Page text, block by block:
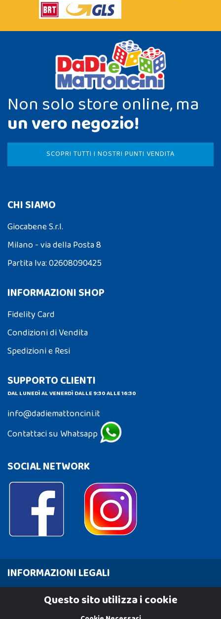
Non solo store online, ma
un vero negozio!
SCOPRI TUTTI I NOSTRI PUNTI VENDITA
CHI SIAMO
Giocabene S.r.l.
Milano - via della Posta 8
Partita Iva: 02608090425
INFORMAZIONI SHOP
Fidelity Card
Condizioni di Vendita
Spedizioni e Resi
SUPPORTO CLIENTI
DAL LUNEDÌ AL VENERDÌ DALLE 9:30 ALLE 16:30
info@dadiemattoncini.it
Contattaci su Whatsapp
SOCIAL NETWORK
INFORMAZIONI LEGALI
Cookie PolicyQuesto sito utilizza i cookie